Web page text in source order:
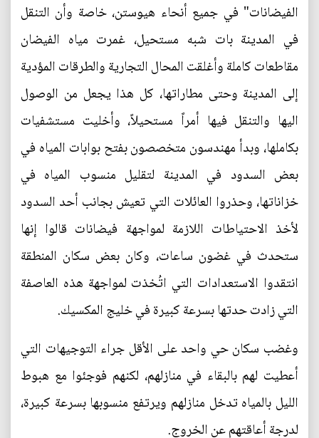
الفيضانات" في جميع أنحاء هيوستن، خاصة وأن التنقل
في المدينة بات شبه مستحيل، غمرت مياه الفيضان
مقاطعات كاملة وأغلقت المحال التجارية والطرقات المؤدية
إلى المدينة وحتى مطاراتها، كل هذا يجعل من الوصول
اليها والتنقل فيها أمراً مستحيلاً، وأخليت مستشفيات
بكاملها، وبدأ مهندسون متخصصون بفتح بوابات المياه في
بعض السدود في المدينة لتقليل منسوب المياه في
خزاناتها، وحذروا العائلات التي تعيش بجانب أحد السدود
لأخذ الاحتياطات اللازمة لمواجهة فيضانات قالوا إنها
ستحدث في غضون ساعات، وكان بعض سكان المنطقة
انتقدوا الاستعدادات التي اتُخذت لمواجهة هذه العاصفة
التي زادت حدتها بسرعة كبيرة في خليج المكسيك.
وغضب سكان حي واحد على الأقل جراء التوجيهات التي
أعطيت لهم بالبقاء في منازلهم، لكنهم فوجئوا مع هبوط
الليل بالمياه تدخل منازلهم ويرتفع منسوبها بسرعة كبيرة،
لدرجة أعاقتهم عن الخروج.